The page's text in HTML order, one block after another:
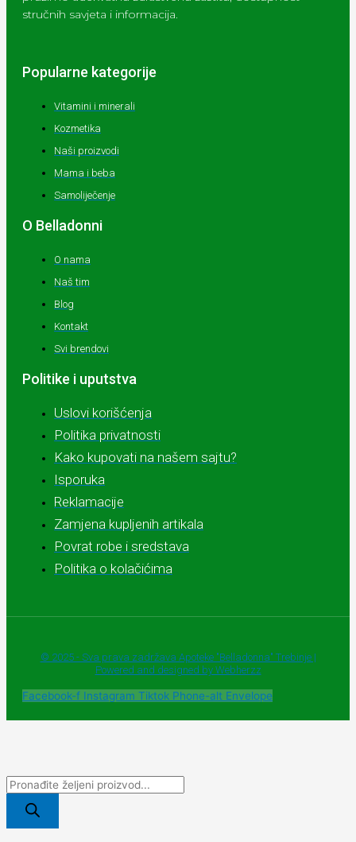
stručnih savjeta i informacija.
Popularne kategorije
Vitamini i minerali
Kozmetika
Naši proizvodi
Mama i beba
Samoliječenje
O Belladonni
O nama
Naš tim
Blog
Kontakt
Svi brendovi
Politike i uputstva
Uslovi korišćenja
Politika privatnosti
Kako kupovati na našem sajtu?
Isporuka
Reklamacije
Zamjena kupljenih artikala
Povrat robe i sredstava
Politika o kolačićima
© 2025 - Sva prava zadržava Apoteke "Belladonna" Trebinje |
Powered and designed by Webherzz
Facebook-f Instagram Tiktok Phone-alt Envelope